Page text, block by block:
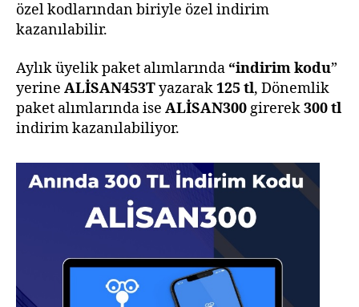
özel kodlarından biriyle özel indirim
kazanılabilir.
Aylık üyelik paket alımlarında “indirim kodu”
yerine ALİSAN453Tyazarak125 tl, Dönemlik
paket alımlarında ise ALİSAN300 girerek300 tl
indirim kazanılabiliyor.